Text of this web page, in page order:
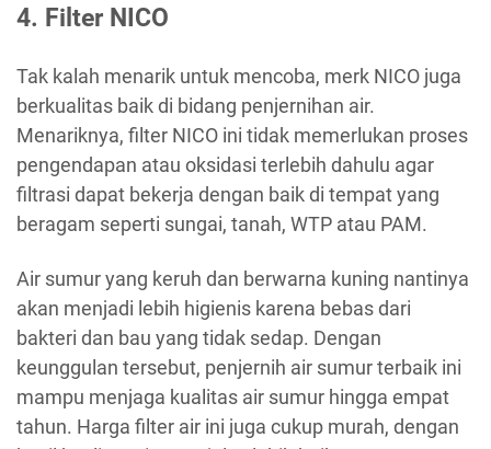
4. Filter NICO
Tak kalah menarik untuk mencoba, merk NICO juga
berkualitas baik di bidang penjernihan air.
Menariknya, filter NICO ini tidak memerlukan proses
pengendapan atau oksidasi terlebih dahulu agar
filtrasi dapat bekerja dengan baik di tempat yang
beragam seperti sungai, tanah, WTP atau PAM.
Air sumur yang keruh dan berwarna kuning nantinya
akan menjadi lebih higienis karena bebas dari
bakteri dan bau yang tidak sedap. Dengan
keunggulan tersebut, penjernih air sumur terbaik ini
mampu menjaga kualitas air sumur hingga empat
tahun. Harga filter air ini juga cukup murah, dengan